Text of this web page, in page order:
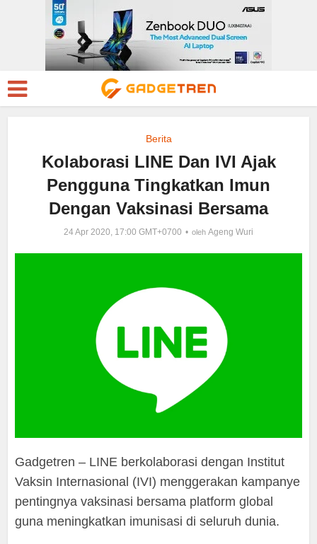
Berita
Kolaborasi LINE Dan IVI Ajak
Pengguna Tingkatkan Imun
Dengan Vaksinasi Bersama
24 Apr 2020, 17:00 GMT+0700 oleh Ageng Wuri
Gadgetren – LINE berkolaborasi dengan Institut
Vaksin Internasional (IVI) menggerakan kampanye
pentingnya vaksinasi bersama platform global
guna meningkatkan imunisasi di seluruh dunia.